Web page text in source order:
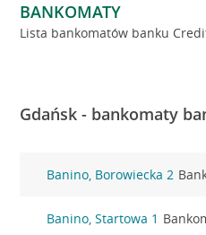
BANKOMATY
Lista bankomatów banku
Gdańsk - bankomaty
Banino, Borowiecka 2
Banino, Startowa 1